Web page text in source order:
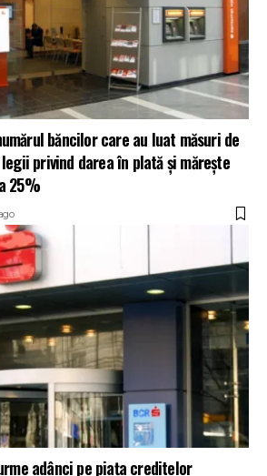
băncilor care au luat măsuri de
privind darea în plată și mărește
25%
adânci pe piața creditelor